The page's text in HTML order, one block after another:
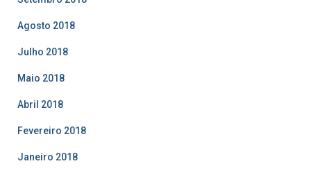
Agosto 2018
Julho 2018
Maio 2018
Abril 2018
Fevereiro 2018
Janeiro 2018